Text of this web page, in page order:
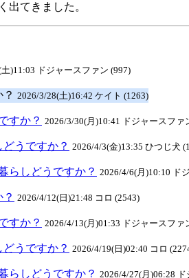
出てきました。
)11:03 ドジャースファン (997)
2026/3/28(土)16:42 ケイト (1263)
すか？ 2026/3/30(月)10:41 ドジャースファ
うですか？ 2026/4/3(金)13:35 ひつじ犬
らしどうですか？ 2026/4/6(月)10:10 ド
2026/4/12(日)21:48 コロ (2543)
すか？ 2026/4/13(月)01:33 ドジャースファ
うですか？ 2026/4/19(日)02:40 コロ
らしどうですか？ 2026/4/27(月)06:28